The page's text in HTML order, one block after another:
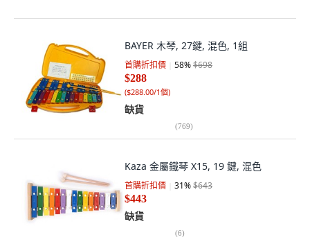
BAYER 木琴, 27鍵, 混色, 1組
首購折扣價 58%$698
$288
($288.00/1個)
缺貨
(769)
Kaza 金屬鐵琴 X15, 19 鍵, 混色
首購折扣價 31%$643
$443
缺貨
(6)